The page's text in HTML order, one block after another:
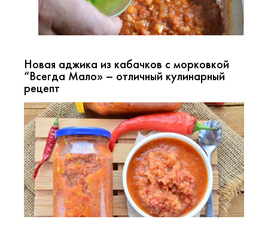
Новая аджика из кабачков с морковкой
“Всегда Мало» – отличный кулинарный
рецепт